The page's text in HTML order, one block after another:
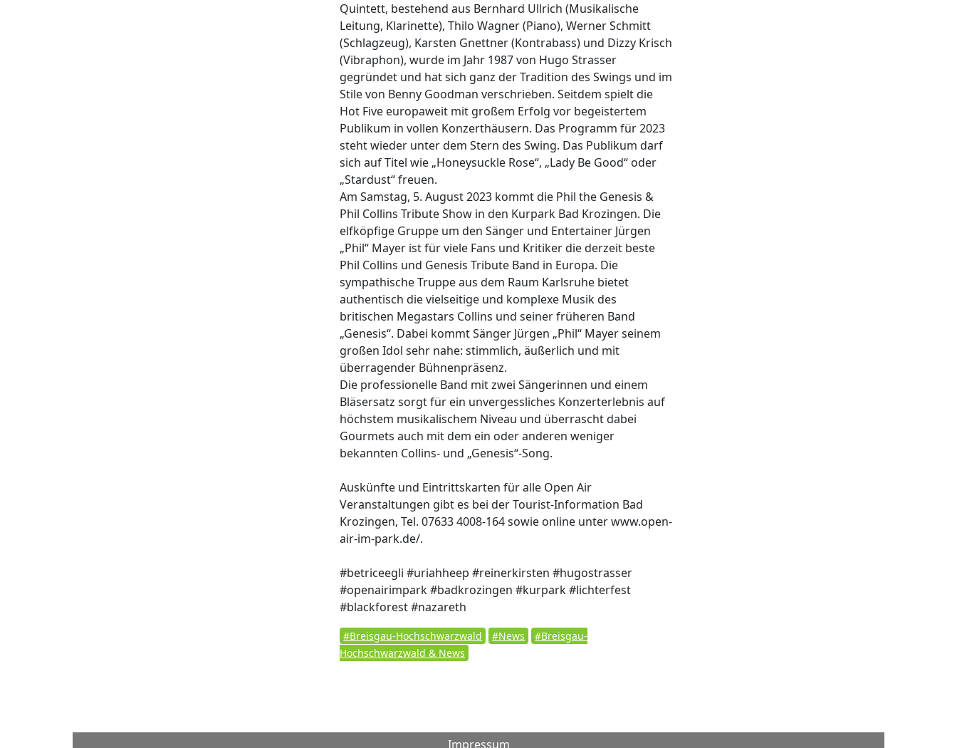
Quintett, bestehend aus Bernhard Ullrich (Musikalische
Leitung, Klarinette), Thilo Wagner (Piano), Werner Schmitt
(Schlagzeug), Karsten Gnettner (Kontrabass) und Dizzy Krisch
(Vibraphon), wurde im Jahr 1987 von Hugo Strasser
gegründet und hat sich ganz der Tradition des Swings und im
Stile von Benny Goodman verschrieben. Seitdem spielt die
Hot Five europaweit mit großem Erfolg vor begeistertem
Publikum in vollen Konzerthäusern. Das Programm für 2023
steht wieder unter dem Stern des Swing. Das Publikum darf
sich auf Titel wie „Honeysuckle Rose“, „Lady Be Good“ oder
„Stardust“ freuen.
Am Samstag, 5. August 2023 kommt die Phil the Genesis &
Phil Collins Tribute Show in den Kurpark Bad Krozingen. Die
elfköpfige Gruppe um den Sänger und Entertainer Jürgen
„Phil“ Mayer ist für viele Fans und Kritiker die derzeit beste
Phil Collins und Genesis Tribute Band in Europa. Die
sympathische Truppe aus dem Raum Karlsruhe bietet
authentisch die vielseitige und komplexe Musik des
britischen Megastars Collins und seiner früheren Band
„Genesis“. Dabei kommt Sänger Jürgen „Phil“ Mayer seinem
großen Idol sehr nahe: stimmlich, äußerlich und mit
überragender Bühnenpräsenz.
Die professionelle Band mit zwei Sängerinnen und einem
Bläsersatz sorgt für ein unvergessliches Konzerterlebnis auf
höchstem musikalischem Niveau und überrascht dabei
Gourmets auch mit dem ein oder anderen weniger
bekannten Collins- und „Genesis“-Song.
Auskünfte und Eintrittskarten für alle Open Air
Veranstaltungen gibt es bei der Tourist-Information Bad
Krozingen, Tel. 07633 4008-164 sowie online unter www.open-
air-im-park.de/.
#betriceegli #uriahheep #reinerkirsten #hugostrasser
#openairimpark #badkrozingen #kurpark #lichterfest
#blackforest #nazareth
#Breisgau-Hochschwarzwald #News
#Breisgau-
Hochschwarzwald & News
Impressum